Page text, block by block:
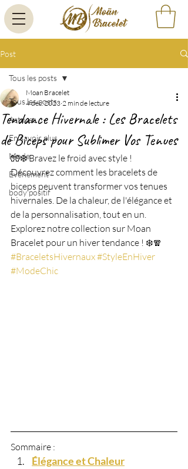
Post
Tous les posts
Astuces
En savoir plus
Mode
Evènement
body positif
Tous les posts
Tendance Hivernale : Les Bracelets
de Biceps pour Sublimer Vos Tenues
Moan Bracelet
4 déc. 2023 2 min de lecture
🧤❄️ Bravez le froid avec style !
Découvrez comment les bracelets de
biceps peuvent transformer vos tenues
hivernales. De la chaleur, de l'élégance et
de la personnalisation, tout en un.
Explorez notre collection sur Moan
Bracelet pour un hiver tendance ! ❄️🧣
#BraceletsHivernaux#StyleEnHiver
#ModeChic
Sommaire :
Élégance et Chaleur